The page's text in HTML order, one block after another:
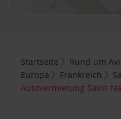
Startseite Rund um
Europa
Frankreich
Autovermietung Saint-